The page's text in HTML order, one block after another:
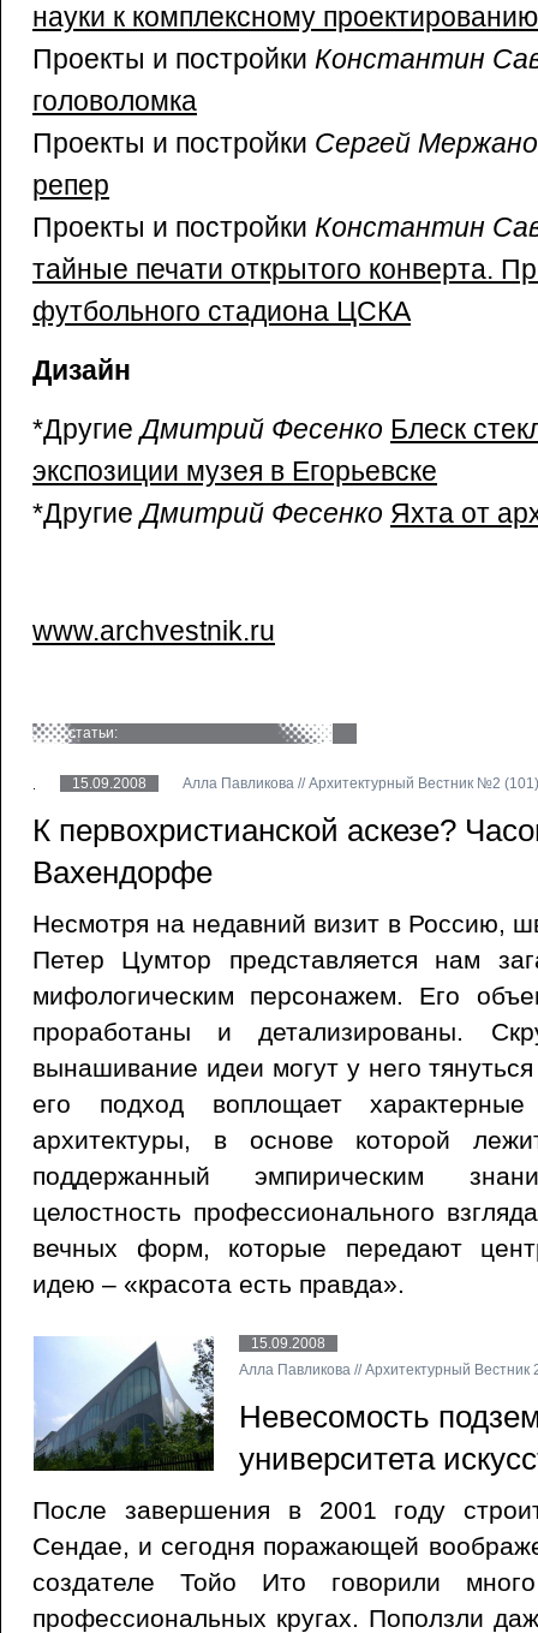
науки к комплексному проектированию
Проекты и постройки Константин
головоломка
Проекты и постройки Сергей
репер
Проекты и постройки Константин
тайные печати открытого конверта.
футбольного стадиона ЦСКА
Дизайн
*ДругиеДмитрий Фесенко Блеск
экспозиции музея в Егорьевске
*ДругиеДмитрий Фесенко Яхта от
www.archvestnik.ru
статьи:
15.09.2008 Алла Павликова // Архитектурный Вестник №2
К первохристианской аскезе?
Вахендорфе
Несмотря на недавний визит в Россию,
Петер Цумтор представляется нам
мифологическим персонажем. Его
проработаны и детализированы.
вынашивание идеи могут у него
его подход воплощает
архитектуры, в основе которой
поддержанный эмпирическим
целостность профессионального
вечных форм, которые передают
идею – «красота есть правда».
15.09.2008
Алла Павликова // Архитектурный Вестник
Невесомость
университета
После завершения в 2001 году
Сендае, и сегодня поражающей
создателе Тойо Ито говорили
профессиональных кругах. Поползли